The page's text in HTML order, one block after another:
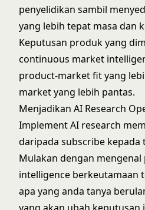
penyelidikan sambil
yang lebih tepat masa dan
Keputusan produk yang
continuous market
product-market fit yang
market yang lebih pantas.
Menjadikan AI Research
Implement AI research
daripada subscribe kepada
Mulakan dengan
intelligence berkeutamaan
apa yang anda tanya